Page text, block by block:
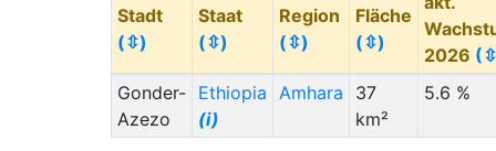
Stadt
(⇳)
Staat
(⇳)
Region
(⇳)
Fläche
(⇳)
2026
Gonder-
Azezo
Ethiopia
(i)
Amhara
37
km²
5.6 %